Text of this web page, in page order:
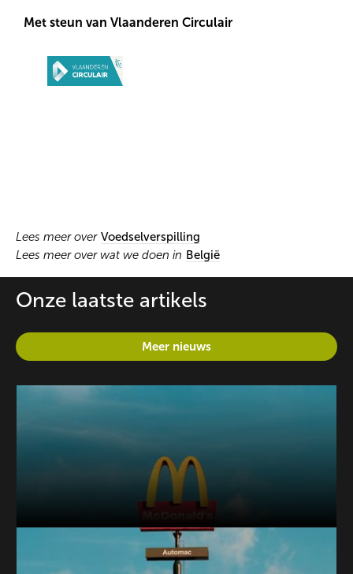
Met steun van Vlaanderen Circulair
Lees meer over Voedselverspilling
Lees meer over wat we doen in België
Onze laatste artikels
Meer nieuws